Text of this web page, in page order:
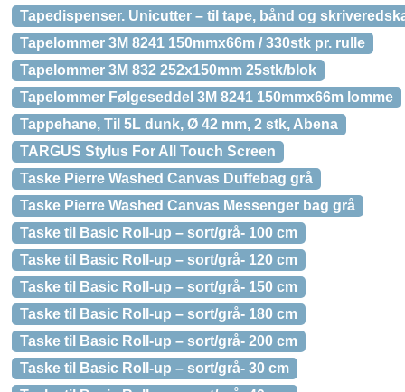
Tapedispenser. Unicutter – til tape, bånd og
Tapelommer 3M 8241 150mmx66m / 330stk pr. rulle
Tapelommer 3M 832 252x150mm 25stk/blok
Tapelommer Følgeseddel 3M 8241 150mmx66m lomme
Tappehane, Til 5L dunk, Ø 42 mm, 2 stk, Abena
TARGUS Stylus For All Touch Screen
Taske Pierre Washed Canvas Duffebag grå
Taske Pierre Washed Canvas Messenger bag grå
Taske til Basic Roll-up – sort/grå- 100 cm
Taske til Basic Roll-up – sort/grå- 120 cm
Taske til Basic Roll-up – sort/grå- 150 cm
Taske til Basic Roll-up – sort/grå- 180 cm
Taske til Basic Roll-up – sort/grå- 200 cm
Taske til Basic Roll-up – sort/grå- 30 cm